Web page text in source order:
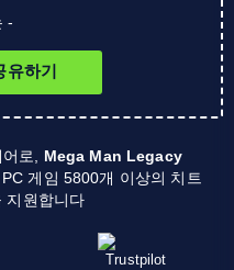
-
유하기
로, Mega Man Legacy
게임 5800개 이상의 치트
지원합니다